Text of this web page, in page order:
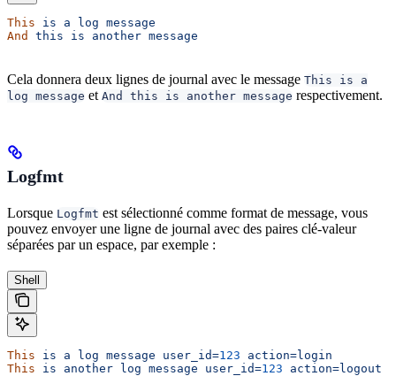
This is a log message
And
this is another message
Cela donnera deux lignes de journal avec le message This is a
log message et And this is another message respectivement.
Logfmt
Lorsque Logfmt est sélectionné comme format de message, vous
pouvez envoyer une ligne de journal avec des paires clé-valeur
séparées par un espace, par exemple :
Shell
This is a log message user_id=123 action=login
This is another log message user_id=123 action=logout